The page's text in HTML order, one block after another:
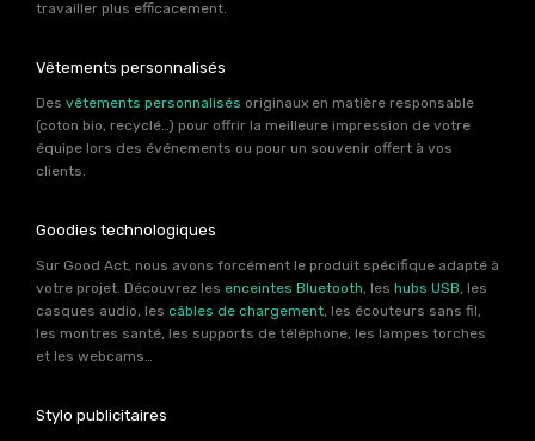
travailler plus efficacement.
Vêtements personnalisés
Des vêtements personnalisés originaux en matière responsable
(coton bio, recyclé…) pour offrir la meilleure impression de votre
équipe lors des événements ou pour un souvenir offert à vos
clients.
Goodies technologiques
Sur Good Act, nous avons forcément le produit spécifique adapté à
votre projet. Découvrez les enceintes Bluetooth, les hubs USB, les
casques audio, les câbles de chargement, les écouteurs sans fil,
les montres santé, les supports de téléphone, les lampes torches
et les webcams…
Stylo publicitaires